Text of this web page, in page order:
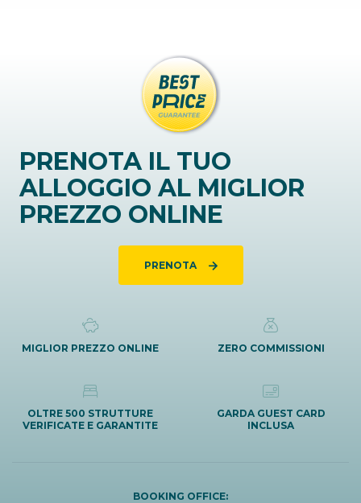
PRENOTA IL TUO
ALLOGGIO AL MIGLIOR
PREZZO ONLINE
PRENOTA
MIGLIOR PREZZO ONLINE ZERO COMMISSIONI
OLTRE 500 STRUTTURE
VERIFICATE E GARANTITE
GARDA GUEST CARD
INCLUSA
BOOKING OFFICE: